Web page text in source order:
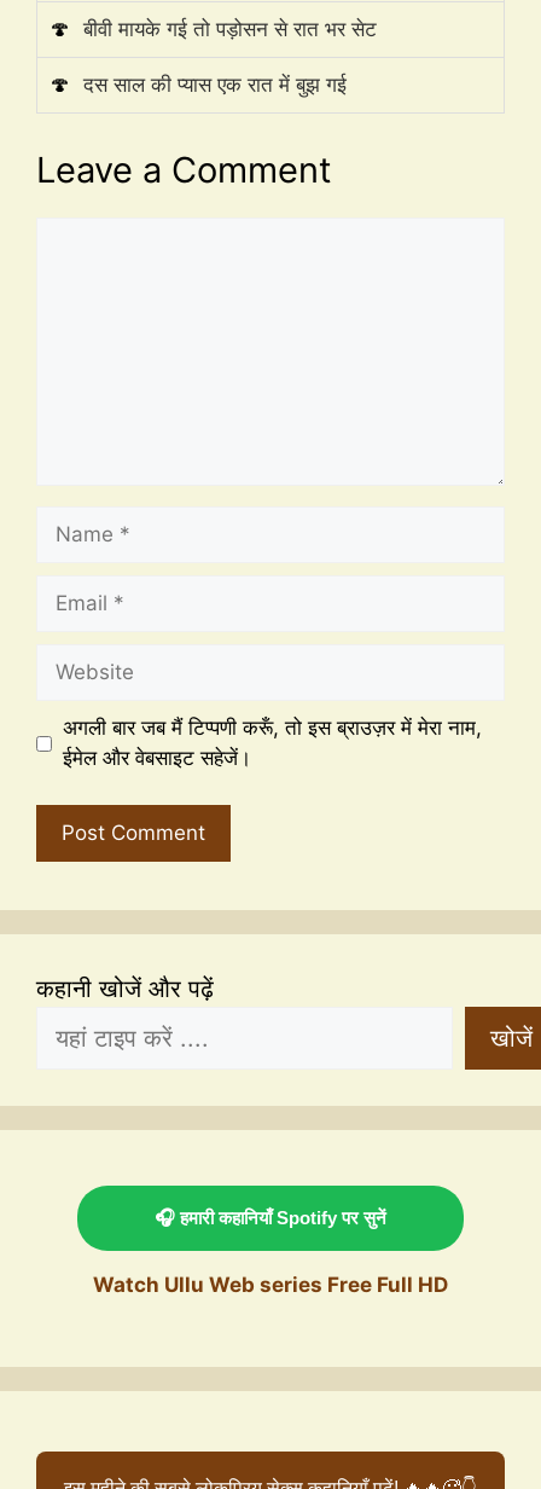
🍄 बीवी मायके गई तो पड़ोसन से रात भर सेट
🍄 दस साल की प्यास एक रात में बुझ गई
Leave a Comment
अगली बार जब मैं टिप्पणी करूँ, तो इस ब्राउज़र में मेरा नाम,
ईमेल और वेबसाइट सहेजें।
कहानी खोजें और पढ़ें
खोजें
🎧 हमारी कहानियाँ Spotify पर सुनें
Watch Ullu Web series Free Full HD